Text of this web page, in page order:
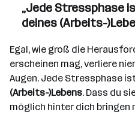
„Jede Stressphase
deines (Arbeits-
Egal, wie groß die
erscheinen mag, verliere
Augen. Jede Stressphase
(Arbeits-)Lebens. Dass du
möglich hinter dich bringen